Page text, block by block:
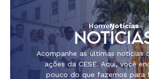
HomeNotícias
Acompanhe as últimas notícias
ações da CESE. Aqui, você
pouco do que fazemos para